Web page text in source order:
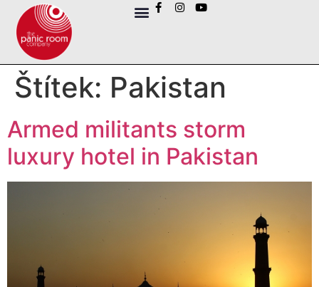
Štítek: Pakistan
Armed militants storm
luxury hotel in Pakistan